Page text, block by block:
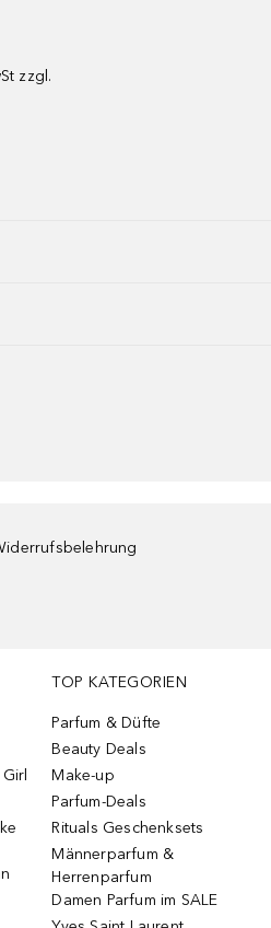
zzgl.
TOP KATEGORIEN
Parfum & Düfte
Beauty Deals
Make-up
Parfum-Deals
Rituals Geschenksets
Männerparfum &
Herrenparfum
Damen Parfum im SALE